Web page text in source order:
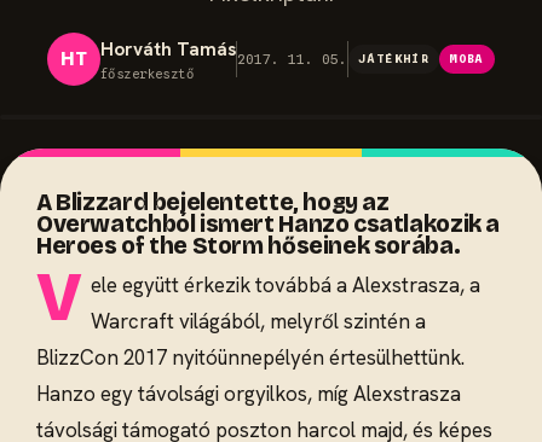
HT Horváth Tamás
főszerkesztő
2017. 11. 05. JÁTÉKHÍR MOBA
A Blizzard bejelentette, hogy az
Overwatchból ismert Hanzo csatlakozik a
Heroes of the Storm hőseinek sorába.
V ele együtt érkezik továbbá a Alexstrasza, a
Warcraft világából, melyről szintén a
BlizzCon 2017 nyitóünnepélyén értesülhettünk.
Hanzo egy távolsági orgyilkos, míg Alexstrasza
távolsági támogató poszton harcol majd, és képes